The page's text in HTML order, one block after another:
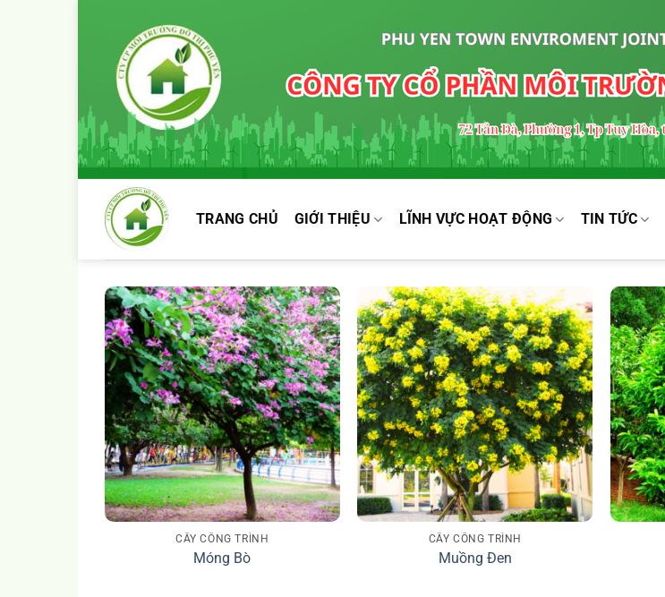
TRANG CHỦ GIỚI THIỆU LĨNH VỰC HOẠT ĐỘNG TIN TỨC
CÂY CÔNG TRÌNH
Móng Bò
CÂY CÔNG TRÌNH
Muồng Đen